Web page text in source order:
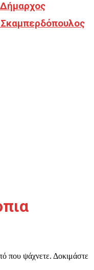
που ψάχνετε. Δοκιμάστε